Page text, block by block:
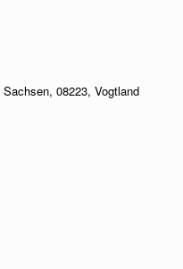
08223, Vogtland